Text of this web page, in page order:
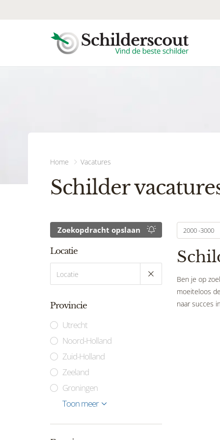
Home Vacatures
Schilder
Zoekopdracht opslaan
Locatie
Provincie
Utrecht
Noord-Holland
Zuid-Holland
Zeeland
Groningen
Limburg
Gelderland
Flevoland
Noord-Brabant
Drenthe
Friesland
Overijssel
Toon meer
2000 -3000
Ben je op
moeiteloos
naar succes